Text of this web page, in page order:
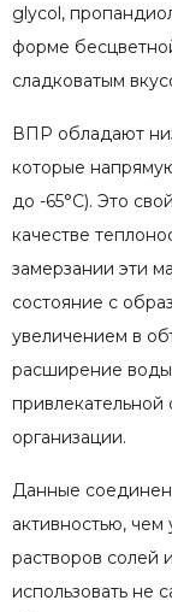
glycol,
форме
сладковатым
ВПР обладают
которые
до -65°С). Это
качестве
замерзании эти
состояние с
увеличением в
расширение воды
организации.
Данные
активностью,
растворов солей
использовать не